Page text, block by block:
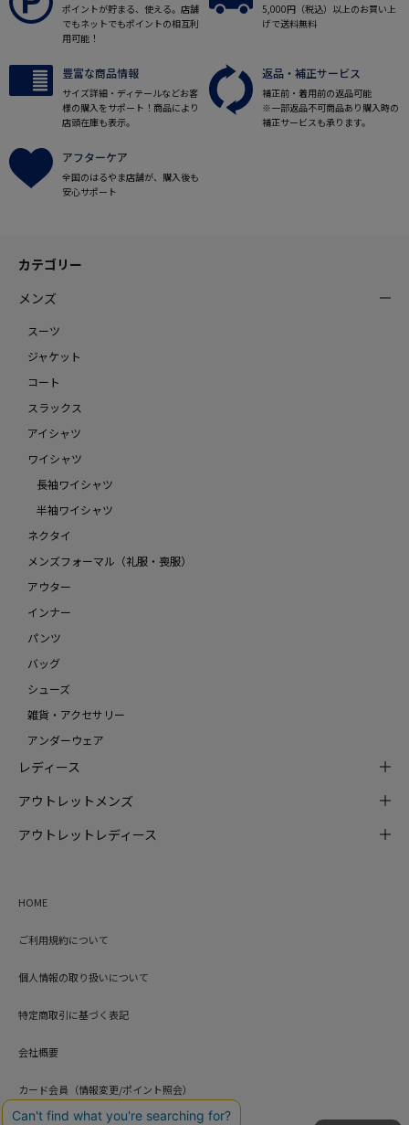
ポイントが貯まる、使える。店舗
でもネットでもポイントの相互利
用可能！
5,000円（税込）以上のお買い上
げで送料無料
豊富な商品情報
サイズ詳細・ディテールなどお客
様の購入をサポート！商品により
店頭在庫も表示。
返品・補正サービス
補正前・着用前の返品可能
※一部返品不可商品あり購入時の
補正サービスも承ります。
アフターケア
全国のはるやま店舗が、購入後も
安心サポート
カテゴリー
メンズ
スーツ
ジャケット
コート
スラックス
アイシャツ
ワイシャツ
長袖ワイシャツ
半袖ワイシャツ
ネクタイ
メンズフォーマル（礼服・喪服）
アウター
インナー
パンツ
バッグ
シューズ
雑貨・アクセサリー
アンダーウェア
レディース
アウトレットメンズ
アウトレットレディース
HOME
ご利用規約について
個人情報の取り扱いについて
特定商取引に基づく表記
会社概要
カード会員（情報変更/ポイント照会）